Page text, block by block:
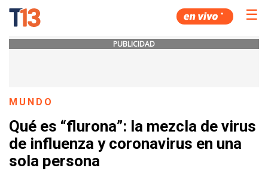
☰
PUBLICIDAD
MUNDO
Qué es “flurona”: la mezcla de virus
de influenza y coronavirus en una
sola persona